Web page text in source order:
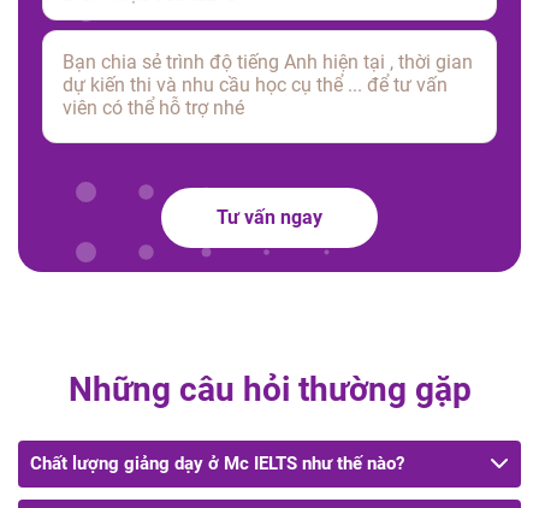
this
field
empty.
Tư vấn ngay
Những câu hỏi thường gặp
Chất lượng giảng dạy ở Mc IELTS như thế nào?